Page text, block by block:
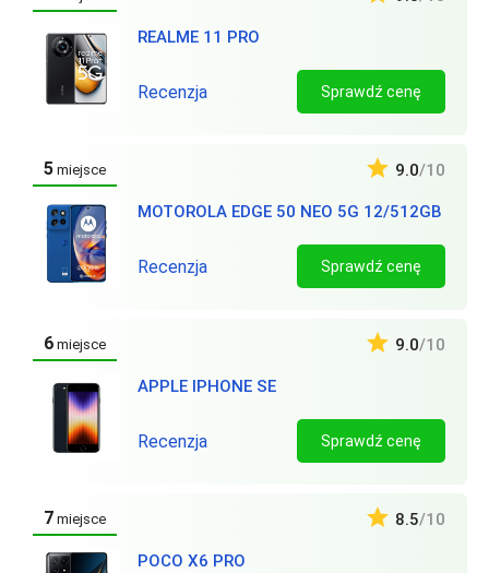
REALME 11 PRO
Recenzja Sprawdź cenę
5 miejsce
MOTOROLA EDGE 50 NEO 5G 12/512GB
9.0/10
Recenzja Sprawdź cenę
6 miejsce
APPLE IPHONE SE
9.0/10
Recenzja Sprawdź cenę
7 miejsce
POCO X6 PRO
8.5/10